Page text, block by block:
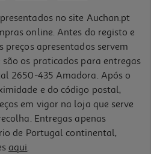
no site Auchan.pt
online. Antes do registo e
apresentados servem
os praticados para entregas
2650-435 Amadora. Após o
e do código postal,
em vigor na loja que serve
Entregas apenas
de Portugal continental,
aqui.